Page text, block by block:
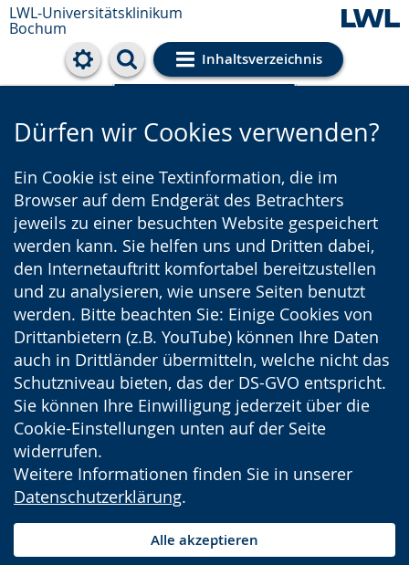
LWL-Universitätsklinikum
Bochum
Inhaltsverzeichnis
Cookie-Einstellungen
Dürfen wir Cookies verwenden?
Ein Cookie ist eine Textinformation, die im
Browser auf dem Endgerät des Betrachters
jeweils zu einer besuchten Website gespeichert
werden kann. Sie helfen uns und Dritten dabei,
den Internetauftritt komfortabel bereitzustellen
und zu analysieren, wie unsere Seiten benutzt
werden. Bitte beachten Sie: Einige Cookies von
Drittanbietern (z.B. YouTube) können Ihre Daten
auch in Drittländer übermitteln, welche nicht das
Schutzniveau bieten, das der DS-GVO entspricht.
Sie können Ihre Einwilligung jederzeit über die
Cookie-Einstellungen unten auf der Seite
widerrufen.
Weitere Informationen finden Sie in unserer
Datenschutzerklärung.
Alle akzeptieren